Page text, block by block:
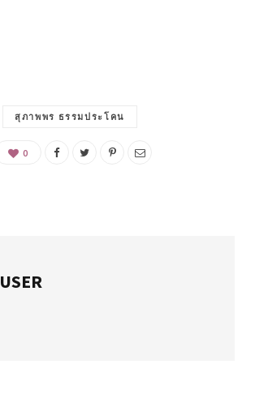
สุภาพพร ธรรมประโคน
0
USER